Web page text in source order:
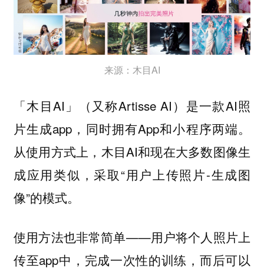
来源：木目AI
「木目AI」（又称Artisse AI）是一款AI照
片生成app，同时拥有App和小程序两端。
从使用方式上，木目AI和现在大多数图像生
成应用类似，采取“用户上传照片-生成图
像”的模式。
使用方法也非常简单——用户将个人照片上
传至app中，完成一次性的训练，而后可以